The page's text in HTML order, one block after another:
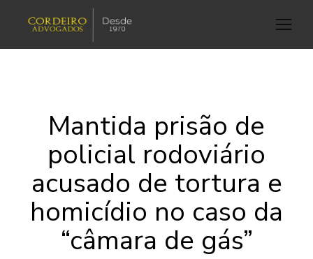
Mantida prisão de
policial rodoviário
acusado de tortura e
homicídio no caso da
“câmara de gás”